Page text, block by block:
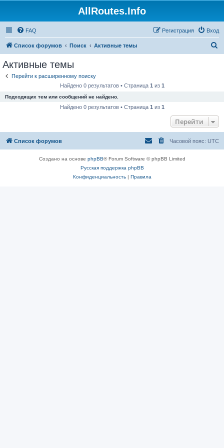
AllRoutes.Info
FAQ Вход
Регистрация
Список форумов Поиск Активные темы
Активные темы
Перейти к расширенному поиску
Найдено 0 результатов • Страница 1 из 1
Подходящих тем или сообщений не найдено.
Найдено 0 результатов • Страница 1 из 1
Перейти
Список форумов Часовой пояс: UTC
Создано на основе phpBB® Forum Software © phpBB Limited
Русская поддержка phpBB
Конфиденциальность| Правила